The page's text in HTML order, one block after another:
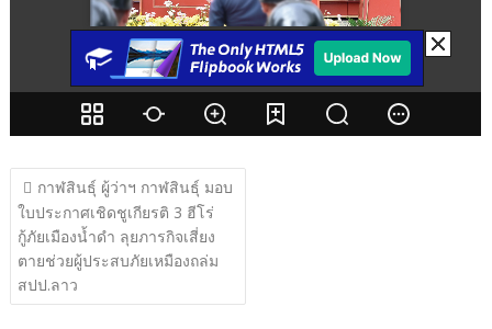
แนะแนว
เรื่อง
กาฬสินธุ์ ผู้ว่าฯ กาฬสินธุ์ มอบ
ใบประกาศเชิดชูเกียรติ 3 ฮีโร่
กู้ภัยเมืองน้ำดำ ลุยภารกิจเสี่ยง
ตายช่วยผู้ประสบภัยเหมืองถล่ม
สปป.ลาว